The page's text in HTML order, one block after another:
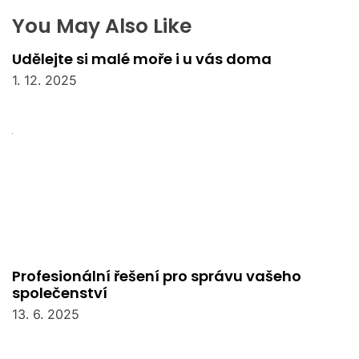
You May Also Like
Udělejte si malé moře i u vás doma
1. 12. 2025
Profesionální řešení pro správu vašeho
společenství
13. 6. 2025